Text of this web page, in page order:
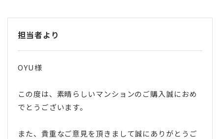
担当者より
OYU様
この度は、素晴らしいマンションのご購入誠におめ
でとうございます。
また、貴重なご意見を頂きまして誠にありがとうご